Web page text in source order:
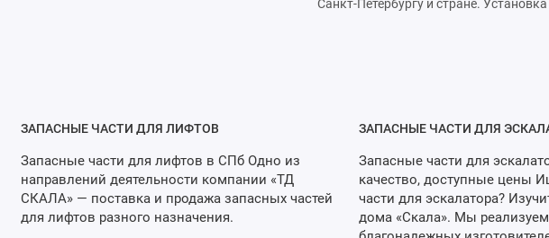
Санкт-Петербургу и стране.
ЗАПАСНЫЕ ЧАСТИ ДЛЯ ЛИФТОВ
Запасные части для лифтов в СПб Одно из
направлений деятельности компании «ТД
СКАЛА» — поставка и продажа запасных частей
для лифтов разного назначения.
ЗАПАСНЫЕ ЧАСТИ ДЛЯ
Запасные части для
качество, доступные цены
части для эскалатора?
дома «Скала». Мы